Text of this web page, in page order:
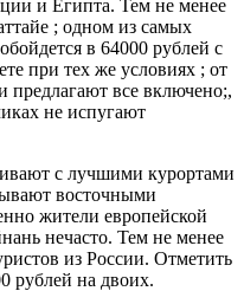
и Египта. Тем не менее
; одном из самых
в 64000 рублей с
при тех же условиях ; от
предлагают все включено;,
не испугают
с лучшими курортами
восточными
жители европейской
нечасто. Тем не менее
из России. Отметить
рублей на двоих.